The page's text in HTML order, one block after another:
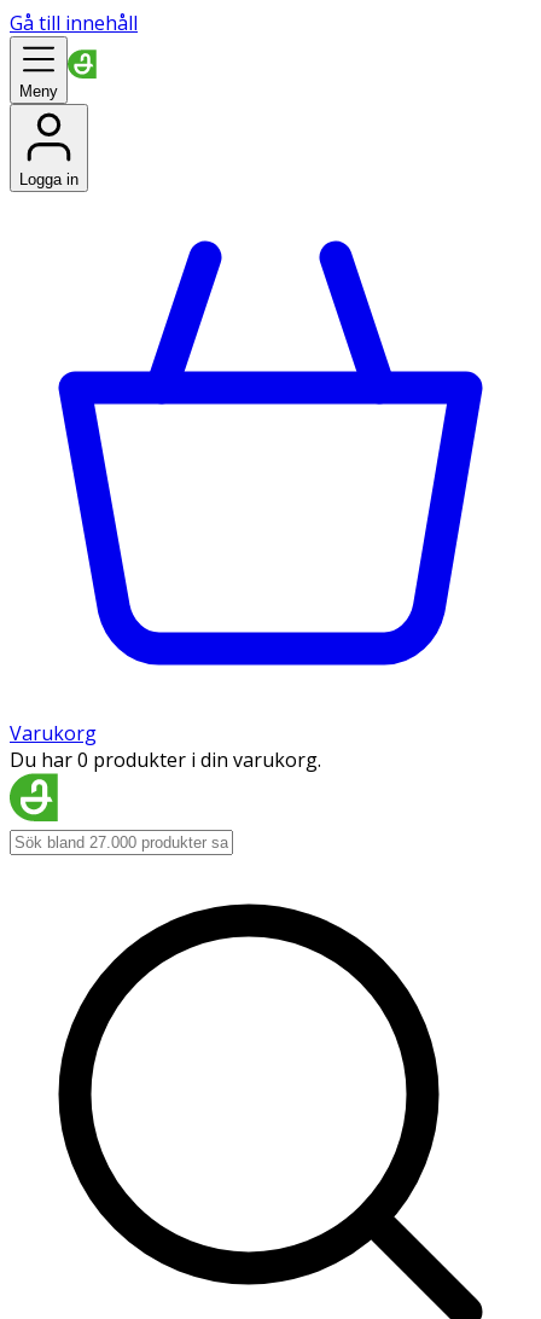
Gå till innehåll
Meny
Logga in
Varukorg
Du har 0 produkter i din varukorg.